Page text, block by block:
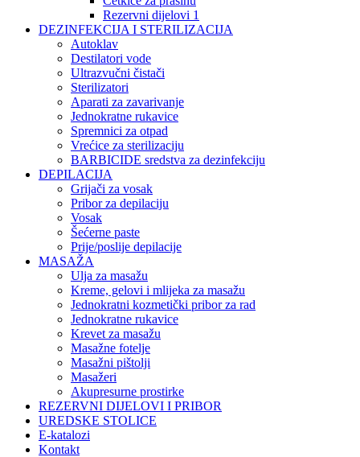
Rezervni dijelovi 1
DEZINFEKCIJA I STERILIZACIJA
Autoklav
Destilatori vode
Ultrazvučni čistači
Sterilizatori
Aparati za zavarivanje
Jednokratne rukavice
Spremnici za otpad
Vrećice za sterilizaciju
BARBICIDE sredstva za dezinfekciju
DEPILACIJA
Grijači za vosak
Pribor za depilaciju
Vosak
Šećerne paste
Prije/poslije depilacije
MASAŽA
Ulja za masažu
Kreme, gelovi i mlijeka za masažu
Jednokratni kozmetički pribor za rad
Jednokratne rukavice
Krevet za masažu
Masažne fotelje
Masažni pištolji
Masažeri
Akupresurne prostirke
REZERVNI DIJELOVI I PRIBOR
UREDSKE STOLICE
E-katalozi
Kontakt